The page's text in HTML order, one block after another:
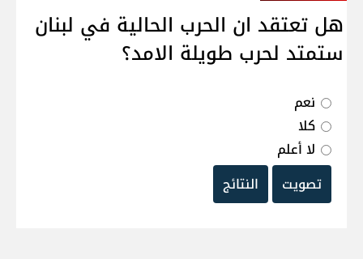
هل تعتقد ان الحرب الحالية في لبنان
ستمتد لحرب طويلة الامد؟
نعم
كلا
لا أعلم
تصويت
النتائج